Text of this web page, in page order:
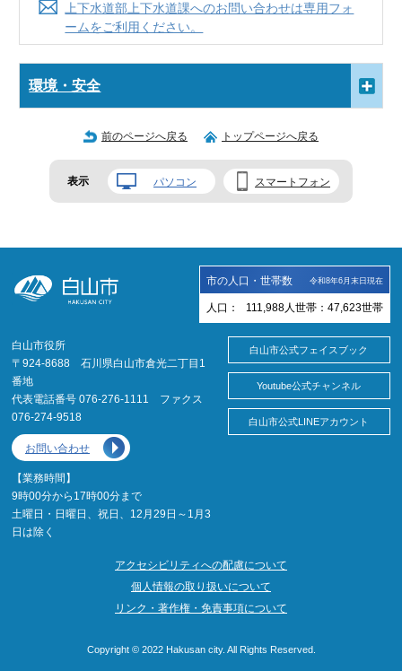
上下水道部上下水道課へのお問い合わせは専用フォ
ームをご利用ください。
環境・安全
前のページへ戻る トップページへ戻る
表示 パソコン スマートフォン
市の人口・世帯数 令和8年6月末日現在
人口： 111,988 人 世帯： 47,623世帯
白山市役所
〒924-8688 石川県白山市倉光二丁目1
番地
代表電話番号 076-276-1111 ファクス
076-274-9518
お問い合わせ
【業務時間】
9時00分から17時00分まで
土曜日・日曜日、祝日、12月29日～1月3
日は除く
白山市公式フェイスブック
Youtube公式チャンネル
白山市公式LINEアカウント
アクセシビリティへの配慮について
個人情報の取り扱いについて
リンク・著作権・免責事項について
Copyright © 2022 Hakusan city. All Rights Reserved.